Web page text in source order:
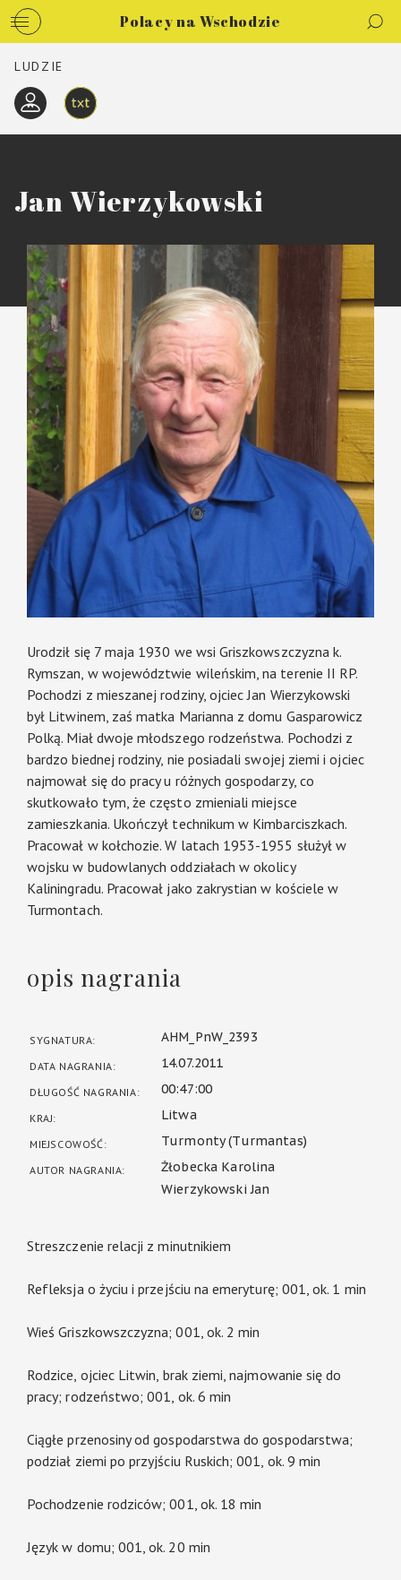
Polacy na Wschodzie
LUDZIE
Jan Wierzykowski
Urodził się 7 maja 1930 we wsi Griszkowszczyzna k.
Rymszan, w województwie wileńskim, na terenie II RP.
Pochodzi z mieszanej rodziny, ojciec Jan Wierzykowski
był Litwinem, zaś matka Marianna z domu Gasparowicz
Polką. Miał dwoje młodszego rodzeństwa. Pochodzi z
bardzo biednej rodziny, nie posiadali swojej ziemi i ojciec
najmował się do pracy u różnych gospodarzy, co
skutkowało tym, że często zmieniali miejsce
zamieszkania. Ukończył technikum w Kimbarciszkach.
Pracował w kołchozie. W latach 1953-1955 służył w
wojsku w budowlanych oddziałach w okolicy
Kaliningradu. Pracował jako zakrystian w kościele w
Turmontach.
opis nagrania
SYGNATURA: AHM_PnW_2393
DATA NAGRANIA: 14.07.2011
DŁUGOŚĆ NAGRANIA: 00:47:00
KRAJ: Litwa
MIEJSCOWOŚĆ: Turmonty (Turmantas)
AUTOR NAGRANIA:
Żłobecka Karolina
Wierzykowski Jan
Streszczenie relacji z minutnikiem
Refleksja o życiu i przejściu na emeryturę; 001, ok. 1 min
Wieś Griszkowszczyzna; 001, ok. 2 min
Rodzice, ojciec Litwin, brak ziemi, najmowanie się do
pracy; rodzeństwo; 001, ok. 6 min
Ciągłe przenosiny od gospodarstwa do gospodarstwa;
podział ziemi po przyjściu Ruskich; 001, ok. 9 min
Pochodzenie rodziców; 001, ok. 18 min
Język w domu; 001, ok. 20 min